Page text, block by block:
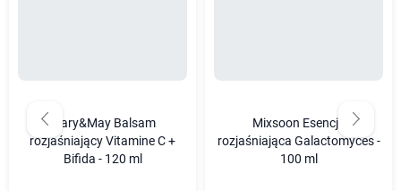
Mary&May Balsam
rozjaśniający Vitamine C +
Bifida - 120 ml
Mixsoon Esencja
rozjaśniająca Galactomyces -
100 ml